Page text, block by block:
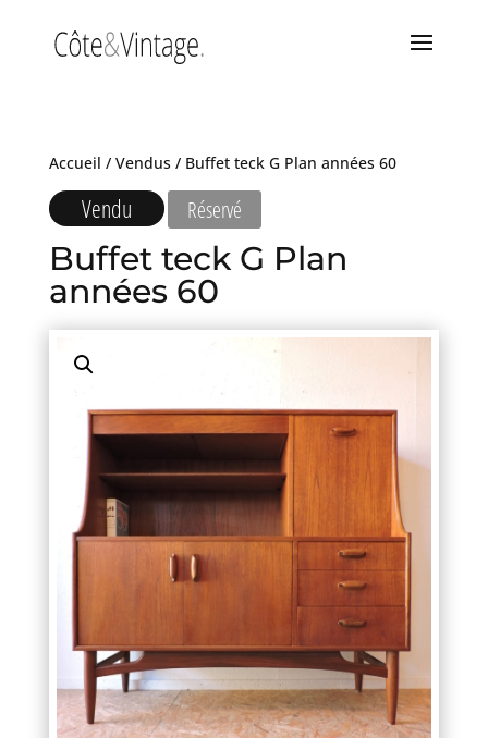
Accueil / Vendus/ Buffet teck G Plan années 60
Vendu Réservé
Buffet teck G Plan
années 60